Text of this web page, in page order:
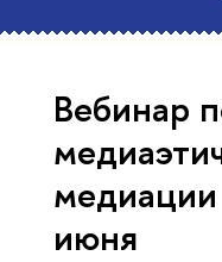
Вебинар
июня